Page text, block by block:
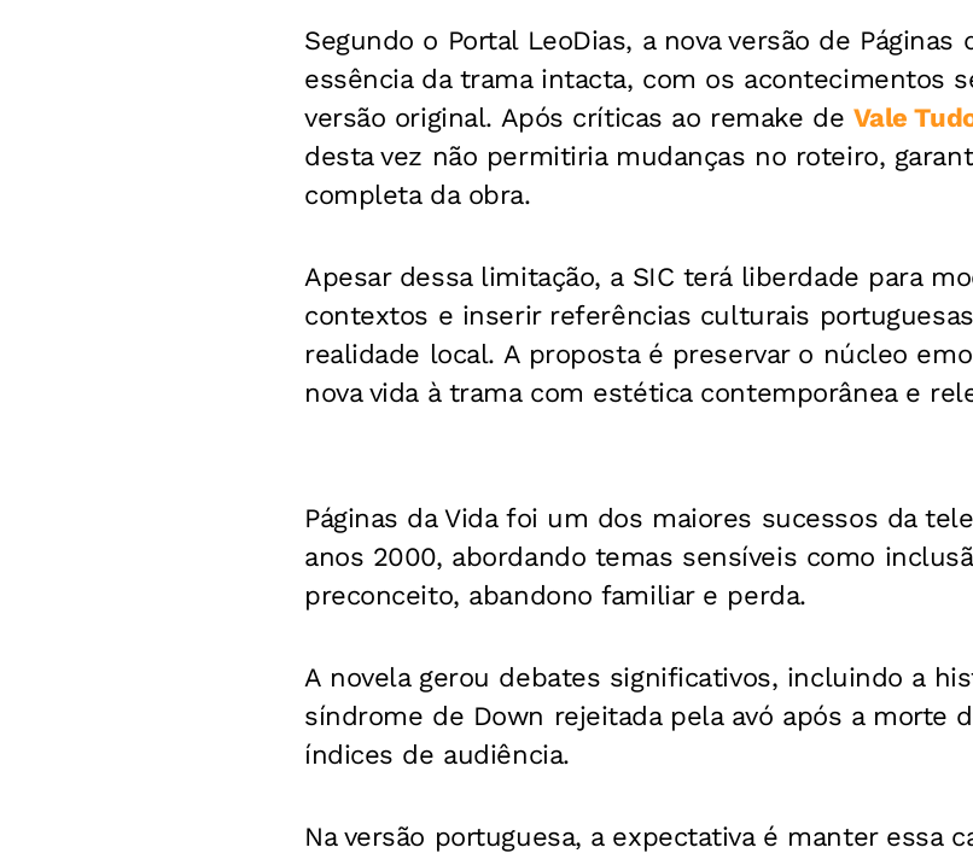
Segundo o Portal LeoDias, a nova versão de Páginas
essência da trama intacta, com os acontecimentos
versão original. Após críticas ao remake de Vale
desta vez não permitiria mudanças no roteiro,
completa da obra.
Apesar dessa limitação, a SIC terá liberdade para
contextos e inserir referências culturais
realidade local. A proposta é preservar o núcleo
nova vida à trama com estética contemporânea e
Páginas da Vida foi um dos maiores sucessos da
anos 2000, abordando temas sensíveis como
preconceito, abandono familiar e perda.
A novela gerou debates significativos, incluindo a
síndrome de Down rejeitada pela avó após a morte
índices de audiência.
Na versão portuguesa, a expectativa é manter essa